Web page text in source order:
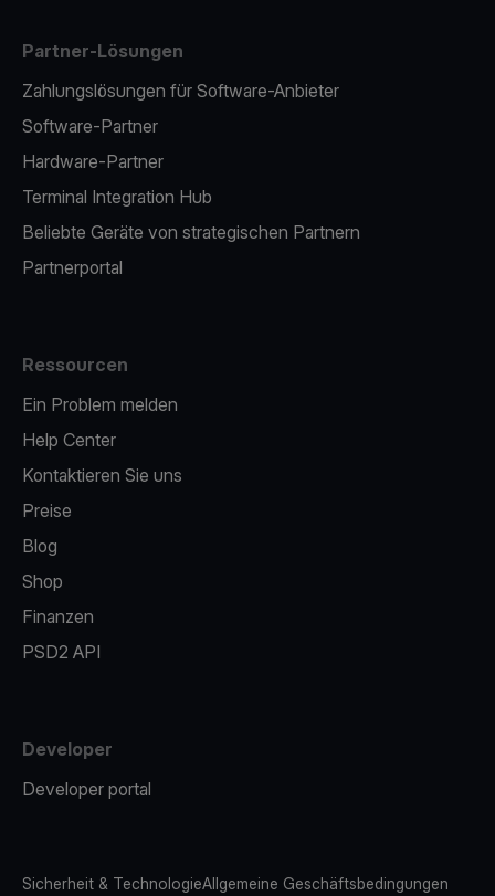
Partner-Lösungen
Zahlungslösungen für Software-Anbieter
Software-Partner
Hardware-Partner
Terminal Integration Hub
Beliebte Geräte von strategischen Partnern
Partnerportal
Ressourcen
Ein Problem melden
Help Center
Kontaktieren Sie uns
Preise
Blog
Shop
Finanzen
PSD2 API
Developer
Developer portal
Sicherheit & TechnologieAllgemeine Geschäftsbedingungen